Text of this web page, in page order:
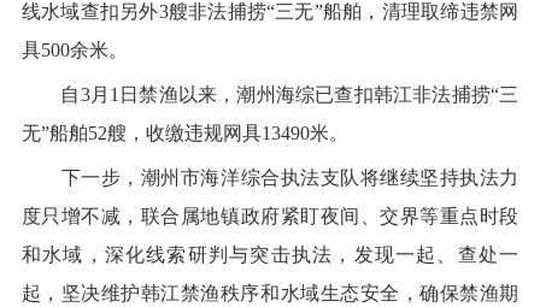
线水域查扣另外3艘非法捕捞“三无”船舶，清理取缔违禁网
具500余米。
自3月 1 日禁渔以来，潮州海综已查扣韩江非法捕捞“三
无”船舶52艘，收缴违规网具13490米。
下一步 ，潮州 市海洋综合执法支队将继续坚持执法力
度只增不减， 联合属地镇政府紧盯夜间、交界等重点时段
和水域，深化线索研判与突击执法，发现一起、查处一
起，坚决维护韩江禁渔秩序和水域生态安全 ，确保禁渔期